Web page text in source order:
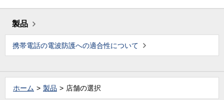
製品
携帯電話の電波防護への適合性について
ホーム 製品 店舗の選択